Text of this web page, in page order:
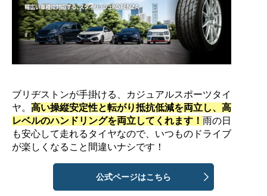
ブリヂストンが手掛ける、カジュアルスポーツタイ
ヤ。 高い操縦安定性と転がり抵抗低減を両立し、高
レベルのハンドリングを両立してくれます！ 雨の日
も安心して走れるタイヤなので、いつものドライブ
が楽しくなること間違いナシです！
公式ページはこちら